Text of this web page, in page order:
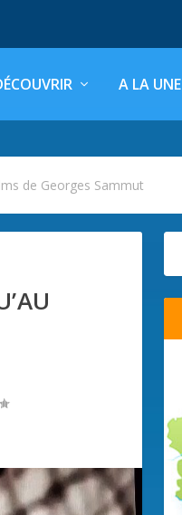
A LA UNE
de Georges Sammut